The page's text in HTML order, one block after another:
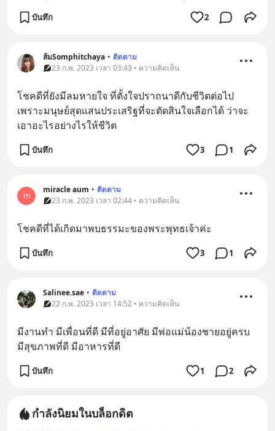
บันทึก 2
ส้มSomphitchaya • ติดตาม
23 ก.พ. 2023 เวลา 03:43 • ความคิดเห็น
โชคดีที่ยังมีลมหายใจ ที่ตั้งใจปราถนาดีกับชีวิตต่อไป
เพราะมนุษย์สุดแสนประเสริฐที่จะตัดสินใจเลือกได้ ว่าจะ
เอาอะไรอย่างไรให้ชีวิต
บันทึก 3 1
m
miracle aum • ติดตาม
23 ก.พ. 2023 เวลา 02:44 • ความคิดเห็น
โชคดีที่ได้เกิดมาพบธรรมะของพระพุทธเจ้าค่ะ
บันทึก 3 1
Salinee.sae • ติดตาม
22 ก.พ. 2023 เวลา 14:52 • ความคิดเห็น
มีงานทำ มีเพื่อนที่ดี มีที่อยู่อาศัย มีพ่อแม่น้องชายอยู่ครบ
มีสุขภาพที่ดี มีอาหารที่ดี
บันทึก 1 2
กำลังนิยมในบล็อกดิต